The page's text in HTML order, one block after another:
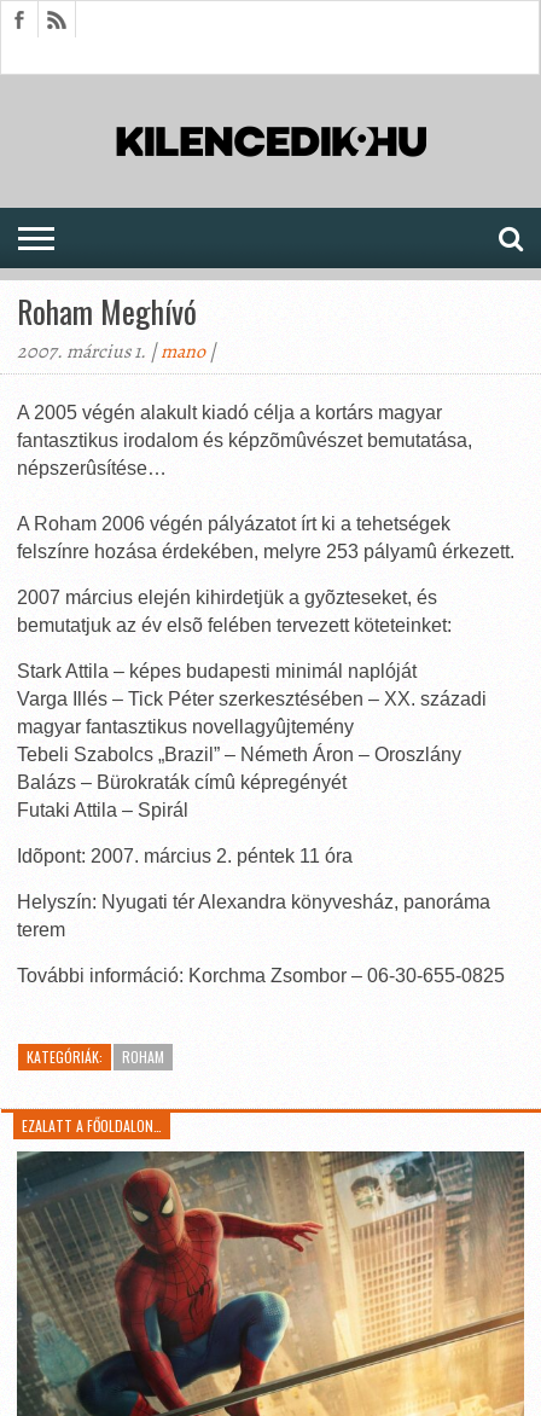
Roham Meghívó
2007. március 1. |mano|
A 2005 végén alakult kiadó célja a kortárs magyar
fantasztikus irodalom és képzõmûvészet bemutatása,
népszerûsítése…
A Roham 2006 végén pályázatot írt ki a tehetségek
felszínre hozása érdekében, melyre 253 pályamû érkezett.
2007 március elején kihirdetjük a gyõzteseket, és
bemutatjuk az év elsõ felében tervezett köteteinket:
Stark Attila – képes budapesti minimál naplóját
Varga Illés – Tick Péter szerkesztésében – XX. századi
magyar fantasztikus novellagyûjtemény
Tebeli Szabolcs „Brazil” – Németh Áron – Oroszlány
Balázs – Bürokraták címû képregényét
Futaki Attila – Spirál
Idõpont: 2007. március 2. péntek 11 óra
Helyszín: Nyugati tér Alexandra könyvesház, panoráma
terem
További információ: Korchma Zsombor – 06-30-655-0825
KATEGÓRIÁK: ROHAM
EZALATT A FŐOLDALON…